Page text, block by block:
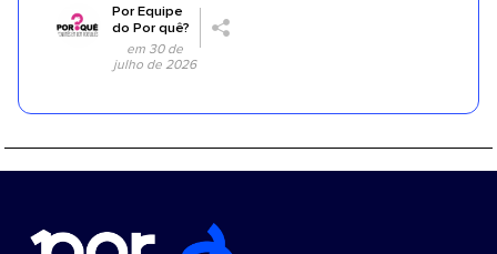
PorEquipe
do Por quê?
em 30 de
julho de 2026